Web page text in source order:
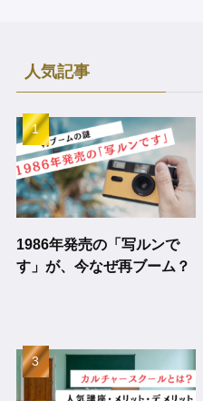
人気記事
1986年発売の「写ルンで
す」が、今なぜ再ブーム？